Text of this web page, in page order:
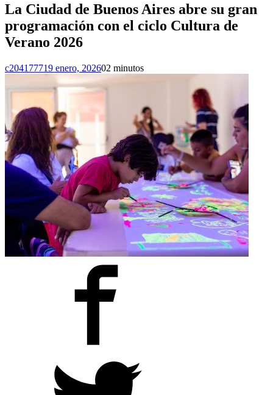
La Ciudad de Buenos Aires abre su gran
programación con el ciclo Cultura de
Verano 2026
c204177719 enero, 202602 minutos